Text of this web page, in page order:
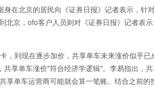
在北京的居民向《证券日报》记者表示，针
京，ofo客户人员则对《证券日报》记者表
，到现在逐步加价，共享单车未来涨价似乎
享单车涨价"符合经济学逻辑"。李易指出，
单车运营商可能就会算一笔账。结合之前的